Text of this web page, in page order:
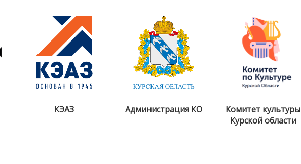
КЭАЗ Администрация КО
Комитет культуры
Курской области